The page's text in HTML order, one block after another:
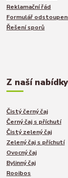
Reklamační řád
Formulář
Řešení sporů
Z naší nabídky
Čistý černý čaj
Černý čaj s příchutí
Čistý zelený čaj
Zelený čaj s příchutí
Ovocný čaj
Bylinný čaj
Rooibos